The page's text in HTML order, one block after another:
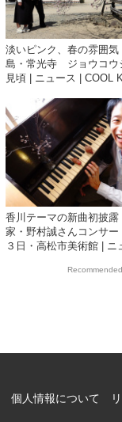
淡いピンク、春の雰囲
島・常光寺 ジョウコウ
見頃 | ニュース | COOL
情報サイト
香川テーマの新曲初披
家・野村誠さんコンサ
３日・高松市美術館 | ニ
供する香川の観光情報サ
個人情報について